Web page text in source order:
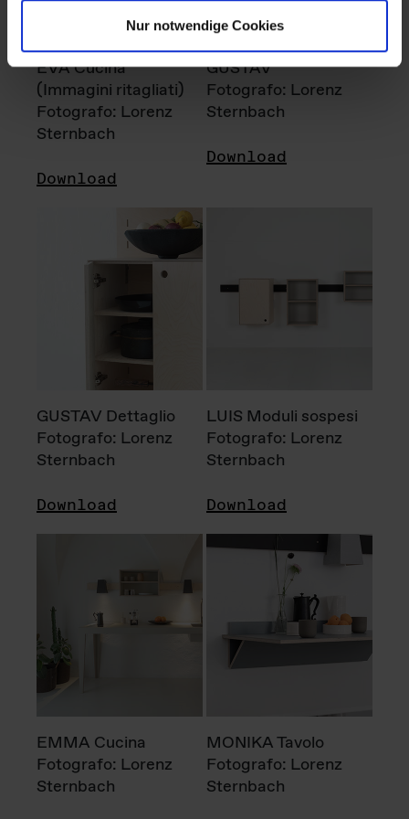
Nur notwendige Cookies
EVA Cucina
(Immagini ritagliati)
Fotografo: Lorenz
Sternbach
Download
GUSTAV
Fotografo: Lorenz
Sternbach
Download
GUSTAV Dettaglio
Fotografo: Lorenz
Sternbach
Download
LUIS Moduli sospesi
Fotografo: Lorenz
Sternbach
Download
EMMA Cucina
Fotografo: Lorenz
Sternbach
MONIKA Tavolo
Fotografo: Lorenz
Sternbach